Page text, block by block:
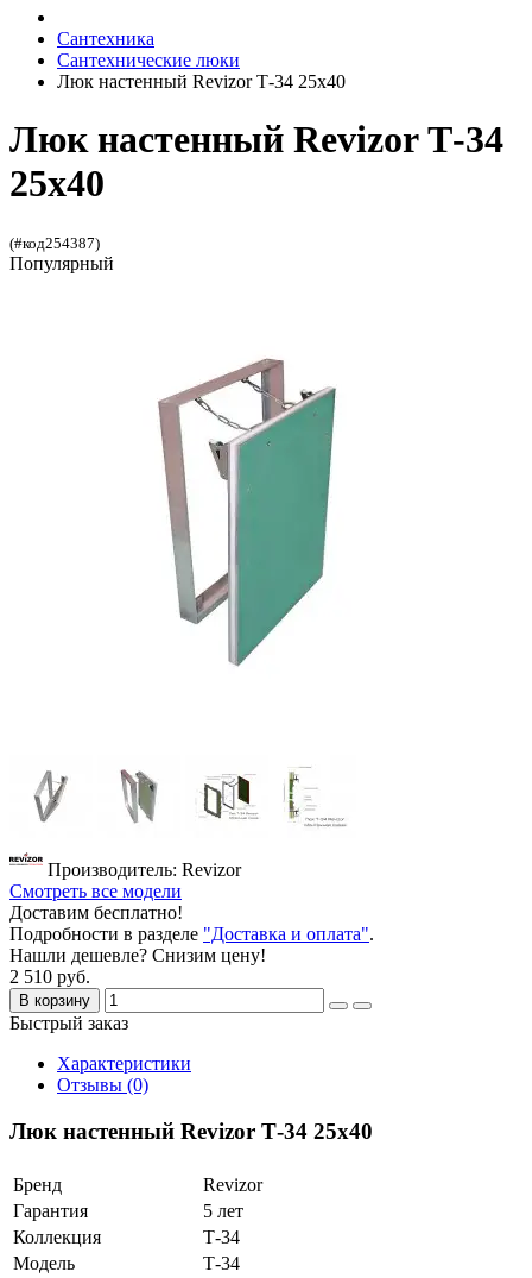
Сантехника
Сантехнические люки
Люк настенный Revizor Т-34 25x40
Люк настенный Revizor Т-34
25x40
(#код254387)
Популярный
Производитель: Revizor
Смотреть все модели
Доставим бесплатно!
Подробности в разделе "Доставка и оплата".
Нашли дешевле? Снизим цену!
2 510 руб.
В корзину
Быстрый заказ
Характеристики
Отзывы (0)
Люк настенный Revizor Т-34 25x40
Бренд
Revizor
Гарантия
5 лет
Коллекция
Т-34
Модель
Т-34